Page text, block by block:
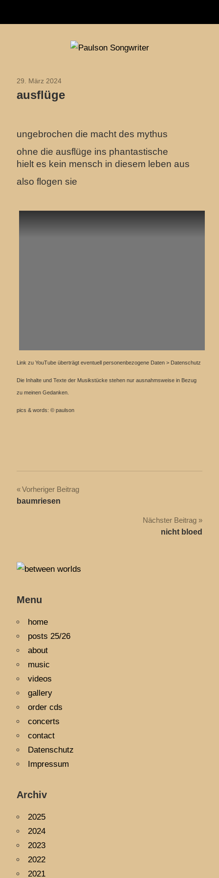
Paulson
29. März 2024
ausflüge
ungebrochen die macht des mythus
ohne die ausflüge ins phantastische
hielt es kein mensch in diesem leben aus
also flogen sie
Link zu YouTube überträgt eventuell personenbezogene Daten > Datenschutz
Die Inhalte und Texte der Musikstücke stehen nur ausnahmsweise in Bezug
zu meinen Gedanken.
pics & words: © paulson
Beitragsnavigation
Vorheriger Beitrag
baumriesen
Nächster Beitrag
nicht bloed
Menu
home
posts 25/26
about
music
videos
gallery
order cds
concerts
contact
Datenschutz
Impressum
Archiv
2025
2024
2023
2022
2021